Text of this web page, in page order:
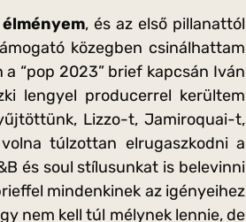
, és az első pillanattól
közegben csinálhattam
“pop 2023” brief kapcsán Iván
lengyel producerrel kerültem
Lizzo-t, Jamiroquai-t,
túlzottan elrugaszkodni a
és soul stílusunkat is belevinni
mindenkinek az igényeihez
nem kell túl mélynek lennie, de